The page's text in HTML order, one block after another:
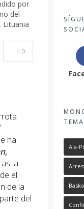
0
ha
la
el
de la
del
Ala-